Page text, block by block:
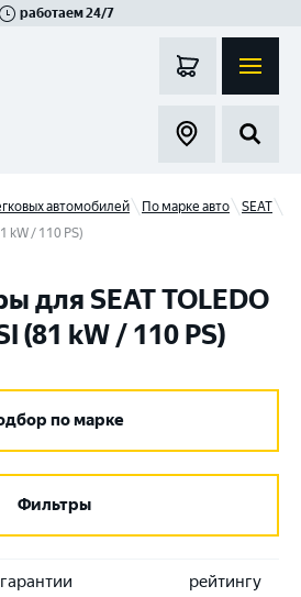
работаем 24/7
автомобилей По марке авто
SEAT
kW / 110 PS)
для SEAT TOLEDO
(81 kW / 110 PS)
по марке
Фильтры
гарантии рейтингу